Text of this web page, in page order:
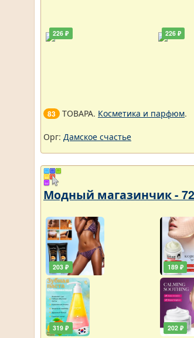
226 ₽ 226 ₽
83 ТОВАРА. Косметика и парфюм.
Орг: Дамское счастье
Модный магазинчик -
203 ₽
319 ₽
189 ₽
202 ₽